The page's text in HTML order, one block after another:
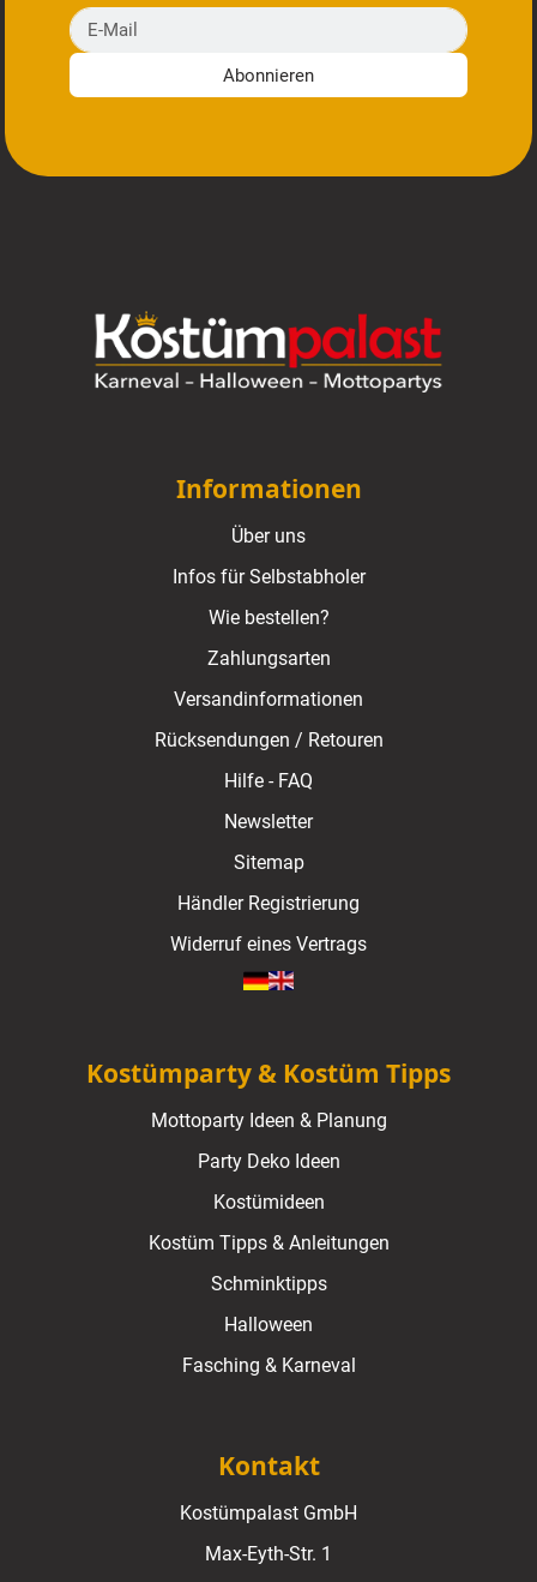
E-Mail
Abonnieren
Informationen
Über uns
Infos für Selbstabholer
Wie bestellen?
Zahlungsarten
Versandinformationen
Rücksendungen / Retouren
Hilfe - FAQ
Newsletter
Sitemap
Händler Registrierung
Widerruf eines Vertrags
Kostümparty & Kostüm Tipps
Mottoparty Ideen & Planung
Party Deko Ideen
Kostümideen
Kostüm Tipps & Anleitungen
Schminktipps
Halloween
Fasching & Karneval
Kontakt
Kostümpalast GmbH
Max-Eyth-Str. 1